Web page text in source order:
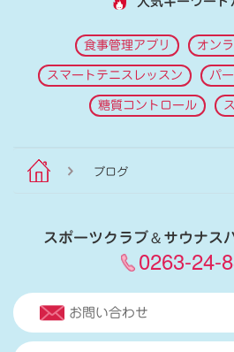
食事管理アプリ オン
スマートテニスレッスン パ
糖質コントロール
ブログ
スポーツクラブ＆サウナス
0263-24-
お問い合わせ